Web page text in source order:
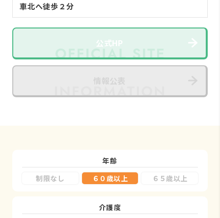
車北へ徒歩２分
公式HP
年齢
制限なし
６０歳以上 ６５歳以上
介護度